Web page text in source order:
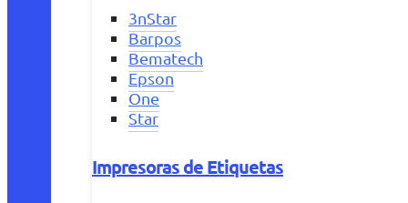
3nStar
Barpos
Bematech
Epson
One
Star
Impresoras de Etiquetas